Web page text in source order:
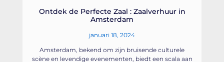
Ontdek de Perfecte Zaal : Zaalverhuur in
Amsterdam
januari 18, 2024
Amsterdam, bekend om zijn bruisende culturele
scène en levendige evenementen, biedt een scala aan